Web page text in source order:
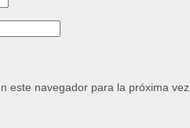
este navegador para la próxima